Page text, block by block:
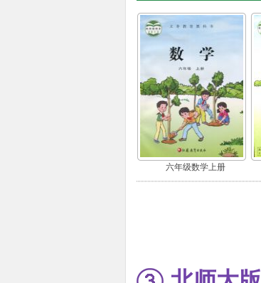
六年级数学上册